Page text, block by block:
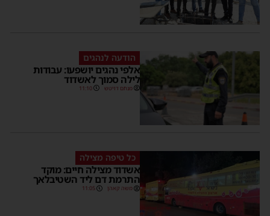
הודעה לנהגים
אלפי נהגים יושפעו: עבודות
לילה סמוך לאשדוד
מנחם דויטש 11:10
כל טיפה מצילה
אשדוד מצילה חיים: מוקד
התרמת דם ליד השטיבלאך
משה קאהן 11:05